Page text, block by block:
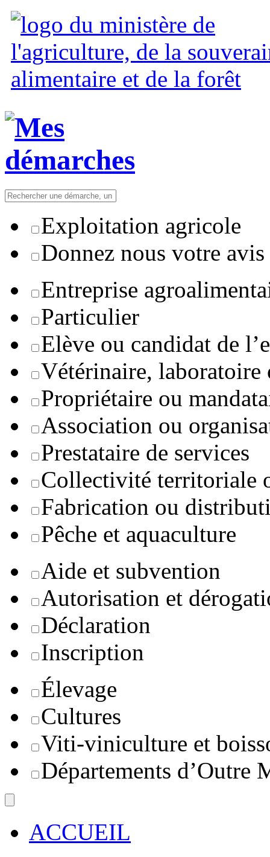
Exploitation agricole
Donnez nous votre avis
Entreprise
Particulier
Elève ou candidat de
Vétérinaire, laboratoire
Propriétaire ou
Association ou
Prestataire de services
Collectivité territoriale
Fabrication ou
Pêche et aquaculture
Aide et subvention
Autorisation et
Déclaration
Inscription
Élevage
Cultures
Viti-viniculture et
Départements d’Outre
ACCUEIL